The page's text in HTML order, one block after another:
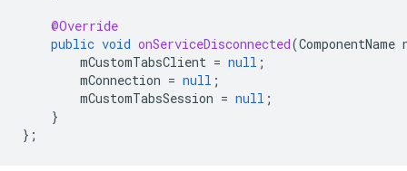
@Override
public void onServiceDisconnected(ComponentName
mCustomTabsClient = null ;
mConnection = null ;
mCustomTabsSession = null ;
}
};